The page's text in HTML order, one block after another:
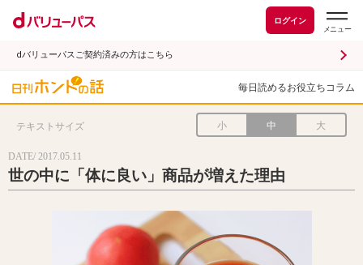
ログイン
dバリューパスご契約済みの方はこちら
毎日読めるお役立ちコラム
テキストサイズ 小 中 大
DATE/ 2017.05.11
世の中に「体に良い」商品が増えた理由